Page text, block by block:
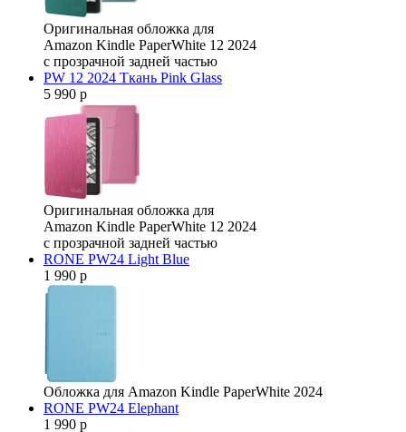
Оригинальная обложка для
Amazon Kindle PaperWhite 12 2024
с прозрачной задней частью
PW 12 2024 Ткань Pink Glass
5 990 р
Оригинальная обложка для
Amazon Kindle PaperWhite 12 2024
с прозрачной задней частью
RONE PW24 Light Blue
1 990 р
Обложка для Amazon Kindle PaperWhite 2024
RONE PW24 Elephant
1 990 р